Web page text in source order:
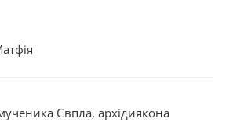
Євпла, архідиякона